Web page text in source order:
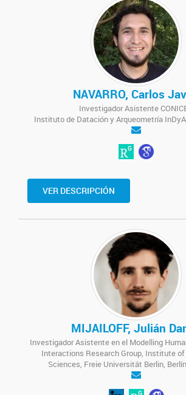
NAVARRO, Carlos
Investigador Asistente
Instituto de Datación y Arqueometría
VER DESCRIPCIÓN
MIJAILOFF, Julián
Investigador Asistente en el Modelling
Interactions Research Group, Institute of
Sciences, Freie Universität Berlin,